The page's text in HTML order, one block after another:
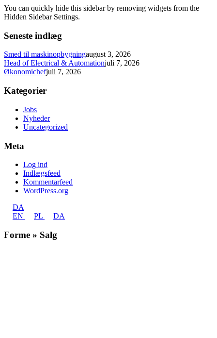
You can quickly hide this sidebar by removing widgets from the
Hidden Sidebar Settings.
Seneste indlæg
Smed til maskinopbygningaugust 3, 2026
Head of Electrical & Automationjuli 7, 2026
Økonomichefjuli 7, 2026
Kategorier
Jobs
Nyheder
Uncategorized
Meta
Log ind
Indlægsfeed
Kommentarfeed
WordPress.org
DA
EN
PL DA
Forme » Salg